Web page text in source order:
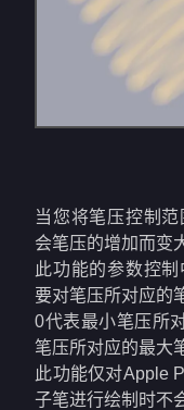
当您将笔压控制
会笔压的增加而变
此功能的参数控
要对笔压所对应的
0代表最小笔压所
笔压所对应的最大
此功能仅对Apple
子笔进行绘制时不